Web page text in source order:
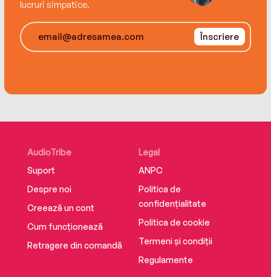
lucruri simpatice.
Înscriere
AudioTribe
Suport
Despre noi
Creează un cont
Cum funcționează
Retragere din comandă
Legal
ANPC
Politica de
confidențialitate
Politica de cookie
Termeni și condiții
Regulamente